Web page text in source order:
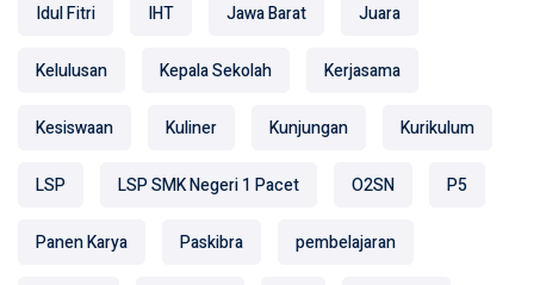
Idul Fitri IHT Jawa Barat Juara
Kelulusan Kepala Sekolah Kerjasama
Kesiswaan Kuliner Kunjungan Kurikulum
LSP LSP SMK Negeri 1 Pacet O2SN P5
Panen Karya Paskibra pembelajaran